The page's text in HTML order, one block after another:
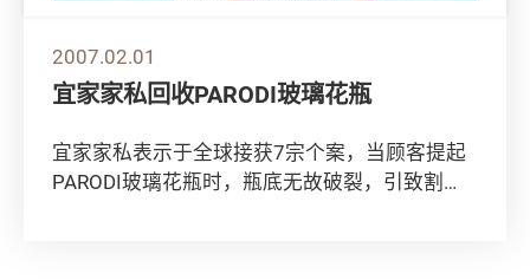
2007.02.01
宜家家私回收PARODI玻璃花瓶
宜家家私表示于全球接获7宗个案，当顾客提起
PARODI玻璃花瓶时，瓶底无故破裂，引致割